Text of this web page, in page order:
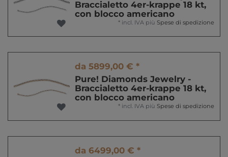
Braccialetto 4er-krappe 18 kt,
con blocco americano
* incl. IVA più Spese di spedizione
da 5899,00 € *
Pure! Diamonds Jewelry -
Braccialetto 4er-krappe 18 kt,
con blocco americano
* incl. IVA più Spese di spedizione
da 6499,00 € *